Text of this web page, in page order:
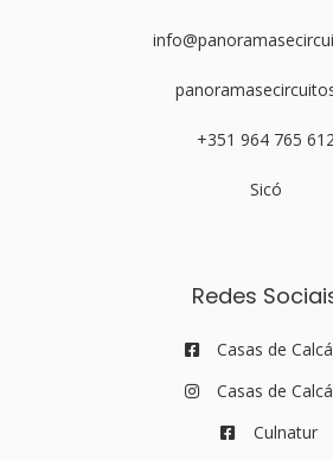
+351 964 765
Sicó
Redes
Casas de
Casas de
Culnatur